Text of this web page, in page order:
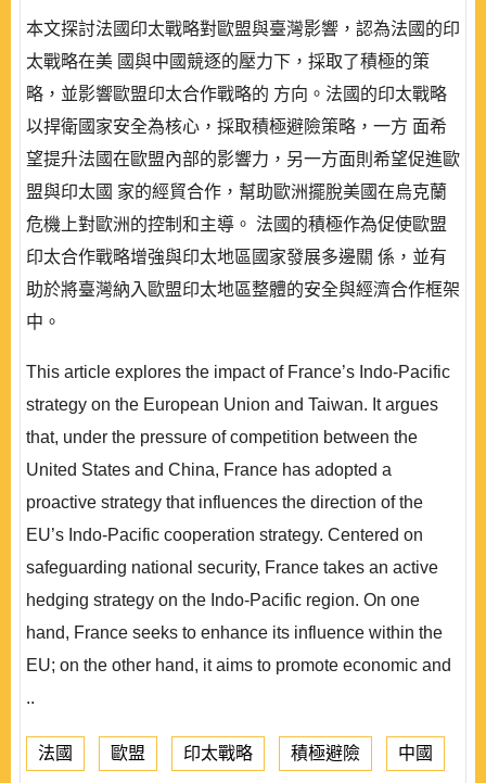
本文探討法國印太戰略對歐盟與臺灣影響，認為法國的印
太戰略在美 國與中國競逐的壓力下，採取了積極的策
略，並影響歐盟印太合作戰略的 方向。法國的印太戰略
以捍衛國家安全為核心，採取積極避險策略，一方 面希
望提升法國在歐盟內部的影響力，另一方面則希望促進歐
盟與印太國 家的經貿合作，幫助歐洲擺脫美國在烏克蘭
危機上對歐洲的控制和主導。 法國的積極作為促使歐盟
印太合作戰略增強與印太地區國家發展多邊關 係，並有
助於將臺灣納入歐盟印太地區整體的安全與經濟合作框架
中。
This article explores the impact of France’s Indo-Pacific
strategy on the European Union and Taiwan. It argues
that, under the pressure of competition between the
United States and China, France has adopted a
proactive strategy that influences the direction of the
EU’s Indo-Pacific cooperation strategy. Centered on
safeguarding national security, France takes an active
hedging strategy on the Indo-Pacific region. On one
hand, France seeks to enhance its influence within the
EU; on the other hand, it aims to promote economic and
..
法國 歐盟 印太戰略 積極避險 中國